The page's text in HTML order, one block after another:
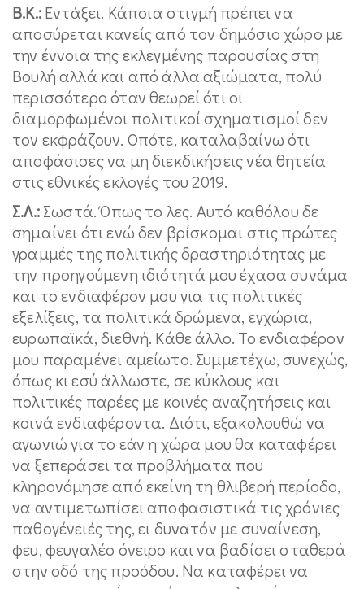
Β.Κ.:Εντάξει. Κάποια στιγμή πρέπει να
αποσύρεται κανείς από τον δημόσιο χώρο με
την έννοια της εκλεγμένης παρουσίας στη
Βουλή αλλά και από άλλα αξιώματα, πολύ
περισσότερο όταν θεωρεί ότι οι
διαμορφωμένοι πολιτικοί σχηματισμοί δεν
τον εκφράζουν. Οπότε, καταλαβαίνω ότι
αποφάσισες να μη διεκδικήσεις νέα θητεία
στις εθνικές εκλογές του 2019.
Σ.Λ.:Σωστά. Όπως το λες. Αυτό καθόλου δε
σημαίνει ότι ενώ δεν βρίσκομαι στις πρώτες
γραμμές της πολιτικής δραστηριότητας με
την προηγούμενη ιδιότητά μου έχασα συνάμα
και το ενδιαφέρον μου για τις πολιτικές
εξελίξεις, τα πολιτικά δρώμενα, εγχώρια,
ευρωπαϊκά, διεθνή. Κάθε άλλο. Το ενδιαφέρον
μου παραμένει αμείωτο. Συμμετέχω, συνεχώς,
όπως κι εσύ άλλωστε, σε κύκλους και
πολιτικές παρέες με κοινές αναζητήσεις και
κοινά ενδιαφέροντα. Διότι, εξακολουθώ να
αγωνιώ για το εάν η χώρα μου θα καταφέρει
να ξεπεράσει τα προβλήματα που
κληρονόμησε από εκείνη τη θλιβερή περίοδο,
να αντιμετωπίσει αποφασιστικά τις χρόνιες
παθογένειές της, ει δυνατόν με συναίνεση,
φευ, φευγαλέο όνειρο και να βαδίσει σταθερά
στην οδό της προόδου. Να καταφέρει να